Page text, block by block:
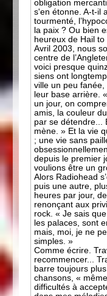
obligation
s'en étonne. A-t-il
tourmenté,
la paix ? Ou bien
heureux de Hail
Avril 2003, nous
centre de
voici presque
siens ont
ville un peu fanée,
leur base arrière.
un jour, on
amis, la couleur
par se détendre...
mène. » Et la vie
; une vie sans
depuis le premier
voulions être un
Alors Radiohead
puis une autre,
heures par jour,
renonçant aux
rock. « Je sais
les palaces, sont
mais, moi, je ne
simples. »
Comme écrire.
recommencer...
barre toujours
chansons, «
difficultés à